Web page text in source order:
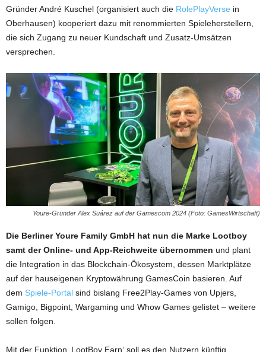
Gründer André Kuschel (organisiert auch die RolePlayVerse in
Oberhausen) kooperiert dazu mit renommierten Spieleherstellern,
die sich Zugang zu neuer Kundschaft und Zusatz-Umsätzen
versprechen.
Youre-Gründer Alex Suárez auf der Gamescom 2024 (Foto: GamesWirtschaft)
Die Berliner Youre Family GmbH hat nun die Marke Lootboy
samt der Online- und App-Reichweite übernommen und plant
die Integration in das Blockchain-Ökosystem, dessen Marktplätze
auf der hauseigenen Kryptowährung GamesCoin basieren. Auf
dem Spiele-Portal sind bislang Free2Play-Games von Upjers,
Gamigo, Bigpoint, Wargaming und Whow Games gelistet – weitere
sollen folgen.
Mit der Funktion ‚LootBoy Earn‘ soll es den Nutzern künftig